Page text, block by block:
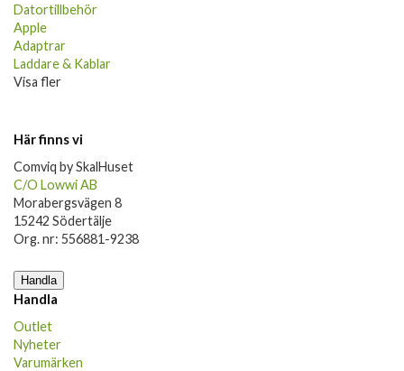
Datortillbehör
Apple
Adaptrar
Laddare & Kablar
Visa fler
Här finns vi
Comviq by SkalHuset
C/O Lowwi AB
Morabergsvägen 8
15242 Södertälje
Org. nr: 556881-9238
Handla
Handla
Outlet
Nyheter
Varumärken